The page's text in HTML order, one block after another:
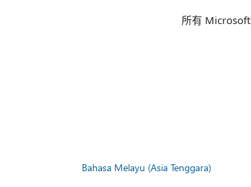
所有 Microsoft
Bahasa Melayu (Asia Tenggara)